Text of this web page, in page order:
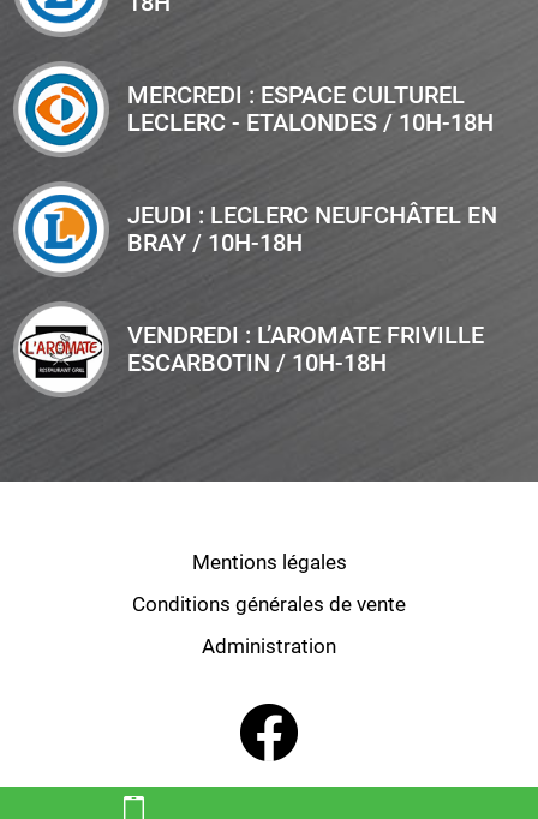
MERCREDI : ESPACE CULTUREL
LECLERC - ETALONDES / 10H-18H
JEUDI : LECLERC NEUFCHÂTEL EN
BRAY / 10H-18H
VENDREDI : L’AROMATE FRIVILLE
ESCARBOTIN / 10H-18H
Mentions légales
Conditions générales de vente
Administration